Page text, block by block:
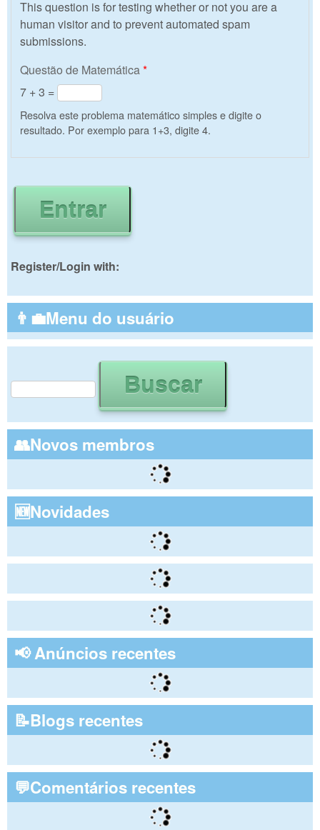
This question is for testing whether or not you are a
human visitor and to prevent automated spam
submissions.
Questão de Matemática *
7 + 3 =
Resolva este problema matemático simples e digite o
resultado. Por exemplo para 1+3, digite 4.
Register/Login with:
👨‍💼Menu do usuário
Formulário de busca
👥Novos membros
🆕Novidades
📢 Anúncios recentes
📝Blogs recentes
💬Comentários recentes